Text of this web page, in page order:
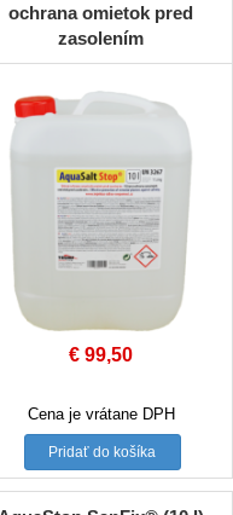
ochrana omietok pred
zasolením
€ 99,50
Cena je vrátane DPH
Pridať do košíka